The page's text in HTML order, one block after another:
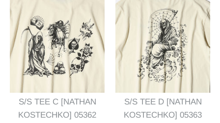
S/S TEE C [NATHAN
KOSTECHKO] 05362
S/S TEE D [NATHAN
KOSTECHKO] 05363